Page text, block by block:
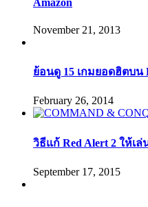
Amazon
November 21, 2013
ย้อนดู 15 เกมยอดฮิตบน
February 26, 2014
วิธีแก้ Red Alert 2 ให้เล่
September 17, 2015